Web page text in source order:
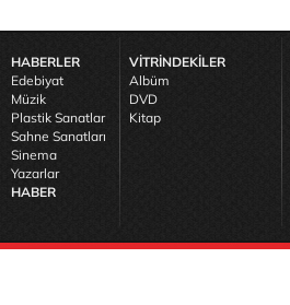
HABERLER
Edebiyat
Müzik
Plastik Sanatlar
Sahne Sanatları
Sinema
Yazarlar
HABER
VİTRİNDEKİLER
Albüm
DVD
Kitap